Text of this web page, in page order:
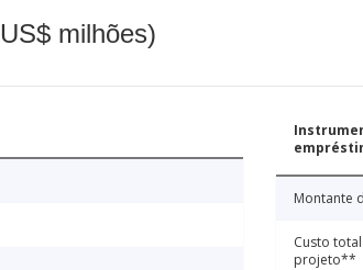
milhões)
Montante
Custo
projeto**